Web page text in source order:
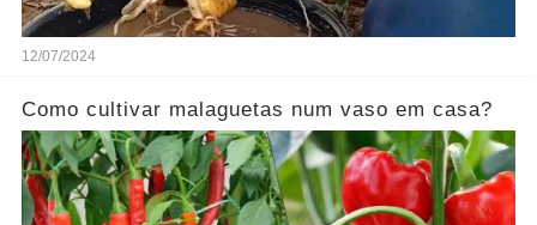
12/07/2024
Como cultivar malaguetas num vaso em casa?